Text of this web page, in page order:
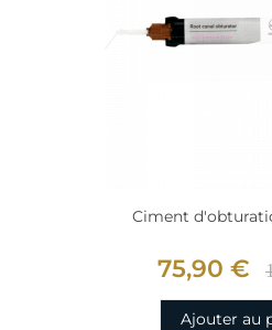
Ciment
75,90 €
Ajouter au